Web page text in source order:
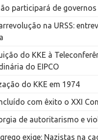
participará de
na URSS:
do KKE à
do EIPCO
do KKE em 1974
com êxito o XXI
de autoritarismo e
exige: Nazistas na